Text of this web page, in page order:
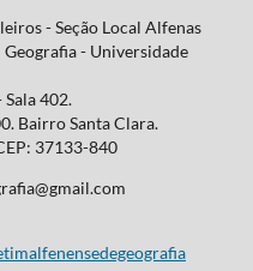
- Seção Local Alfenas
- Universidade
402.
Bairro Santa Clara.
37133-840